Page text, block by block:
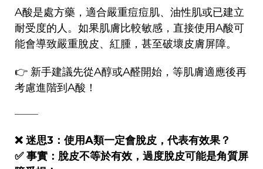
A酸是處方藥，適合嚴重痘痘肌、油性肌或已建立
耐受度的人。如果肌膚比較敏感，直接使用A酸可
能會導致嚴重脫皮、紅腫，甚至破壞皮膚屏障。
👉 新手建議先從A醇或A醛開始，等肌膚適應後再
考慮進階到A酸！
────
❌ 迷思3：使用A類一定會脫皮，代表有效果？
✅ 事實：脫皮不等於有效，過度脫皮可能是角質屏